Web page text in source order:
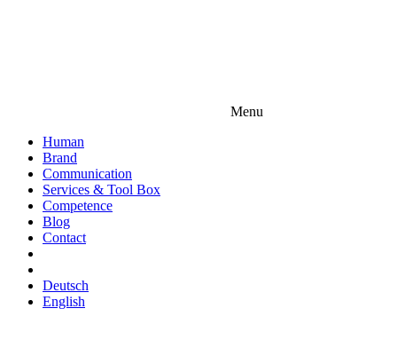
Menu
Human
Brand
Communication
Services & Tool Box
Competence
Blog
Contact
Deutsch
English